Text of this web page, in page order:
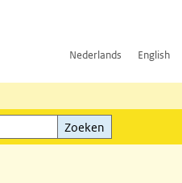
Nederlands English
Zoeken